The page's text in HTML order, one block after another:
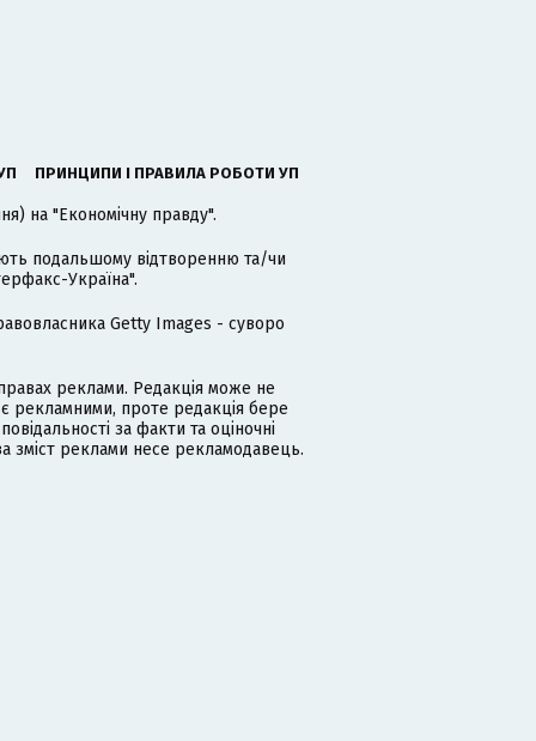
ПРИНЦИПИ І ПРАВИЛА РОБОТИ УП
на "Економічну правду".
подальшому відтворенню та/чи
Україна".
Getty Images - суворо
реклами. Редакція може не
рекламними, проте редакція бере
за факти та оціночні
зміст реклами несе рекламодавець.